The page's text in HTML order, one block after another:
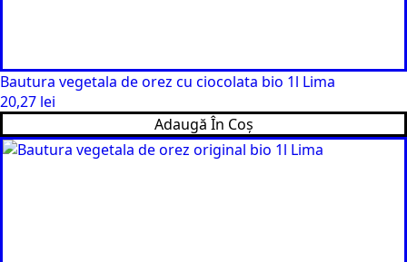
Bautura vegetala de orez cu ciocolata bio 1l Lima
20,27 lei
Adaugă În Coș